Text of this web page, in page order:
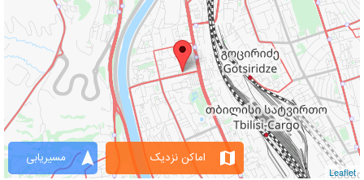
Leaflet
navigation مسیریابی map اماکن نزدیک